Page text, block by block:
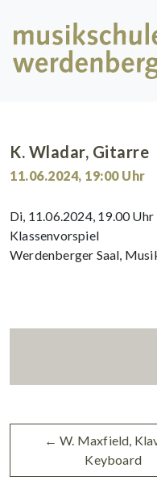
K. Wladar, Gitarre
11.06.2024, 19:00Uhr
Di, 11.06.2024, 19.00 Uhr
Klassenvorspiel
Werdenberger Saal,
← W. Maxfield,
Keyboard